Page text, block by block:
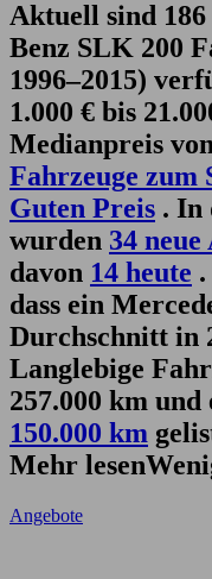
Aktuell sind
Benz SLK 200
1996–2015)
1.000 € bis
Medianpreis
Fahrzeuge zum
Guten Preis . In
wurden 34 neue
davon 14 heute
dass ein
Durchschnitt in
Langlebige
257.000 km und
150.000 km
Mehr lesen
Angebote